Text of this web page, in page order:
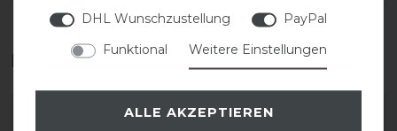
Das perfekte Zubehör für dich
DHL Wunschzustellung
PayPal
Funktional
Weitere Einstellungen
ALLE AKZEPTIEREN